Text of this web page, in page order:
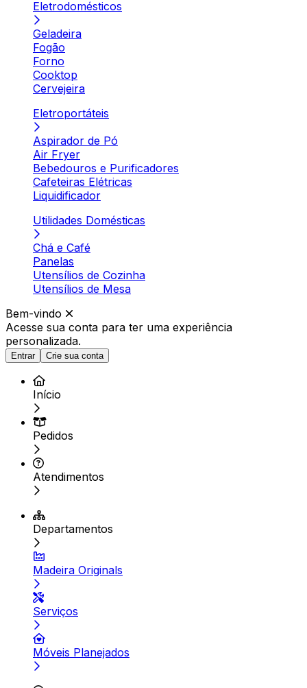
Eletrodomésticos
Geladeira
Fogão
Forno
Cooktop
Cervejeira
Eletroportáteis
Aspirador de Pó
Air Fryer
Bebedouros e Purificadores
Cafeteiras Elétricas
Liquidificador
Utilidades Domésticas
Chá e Café
Panelas
Utensílios de Cozinha
Utensílios de Mesa
Bem-vindo
Acesse sua conta para ter uma experiência
personalizada.
Entrar Crie sua conta
Início
Pedidos
Atendimentos
Departamentos
Madeira Originals
Serviços
Móveis Planejados